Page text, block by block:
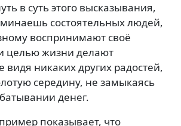
в суть этого высказывания,
состоятельных людей,
воспринимают своё
целью жизни делают
видя никаких других радостей,
середину, не замыкаясь
денег.
показывает, что